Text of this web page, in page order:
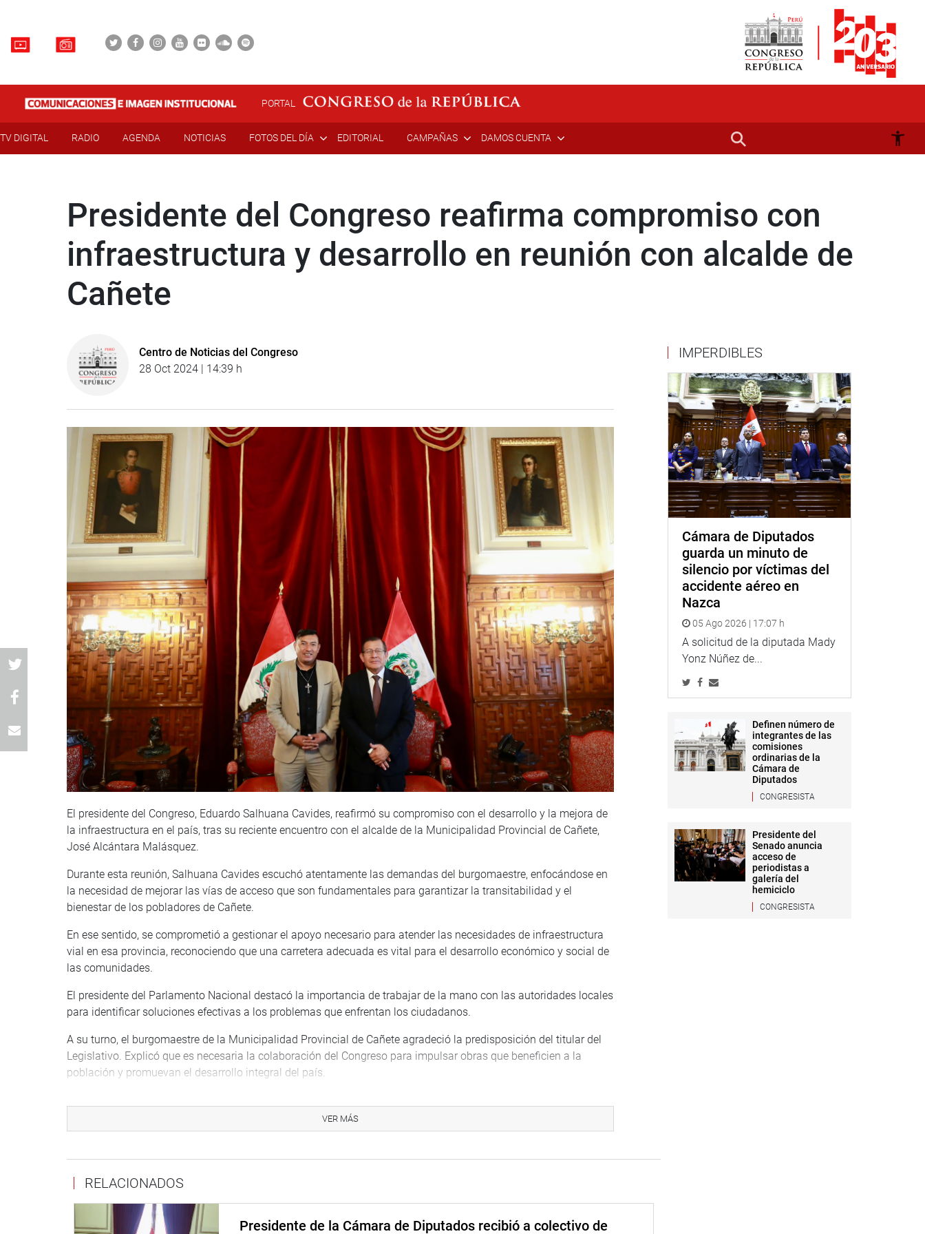
PORTAL
TV DIGITAL RADIO AGENDA NOTICIAS FOTOS DEL DÍA EDITORIAL CAMPAÑAS DAMOS CUENTA
Presidente del Congreso reafirma compromiso con
infraestructura y desarrollo en reunión con alcalde de
Cañete
Centro de Noticias del Congreso
28 Oct 2024 | 14:39 h
El presidente del Congreso, Eduardo Salhuana Cavides, reafirmó su compromiso con el desarrollo y la mejora de
la infraestructura en el país, tras su reciente encuentro con el alcalde de la Municipalidad Provincial de Cañete,
José Alcántara Malásquez.
Durante esta reunión, Salhuana Cavides escuchó atentamente las demandas del burgomaestre, enfocándose en
la necesidad de mejorar las vías de acceso que son fundamentales para garantizar la transitabilidad y el
bienestar de los pobladores de Cañete.
En ese sentido, se comprometió a gestionar el apoyo necesario para atender las necesidades de infraestructura
vial en esa provincia, reconociendo que una carretera adecuada es vital para el desarrollo económico y social de
las comunidades.
El presidente del Parlamento Nacional destacó la importancia de trabajar de la mano con las autoridades locales
para identificar soluciones efectivas a los problemas que enfrentan los ciudadanos.
A su turno, el burgomaestre de la Municipalidad Provincial de Cañete agradeció la predisposición del titular del
Legislativo. Explicó que es necesaria la colaboración del Congreso para impulsar obras que beneficien a la
población y promuevan el desarrollo integral del país.
incluirá pistas y veredas, en los distritos de Cañete con mayor afluencia.
Hospital II-2 de Sullana (Piura), quien solicitó una partida presupuestal de 10 millones de soles para la
contratación de vigilancia del nuevo hospital ubicado en la provincia de Sullana.
VER MÁS
RELACIONADOS
Presidente de la Cámara de Diputados recibió a colectivo de
IMPERDIBLES
Cámara de Diputados
guarda un minuto de
silencio por víctimas del
accidente aéreo en
Nazca
05 Ago 2026 | 17:07 h
A solicitud de la diputada Mady
Yonz Núñez de...
Definen número de
integrantes de las
comisiones
ordinarias de la
Cámara de
Diputados
CONGRESISTA
Presidente del
Senado anuncia
acceso de
periodistas a
galería del
hemiciclo
CONGRESISTA